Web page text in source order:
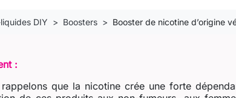
DIY Boosters Booster de nicotine d’origine
:
que la nicotine crée une forte